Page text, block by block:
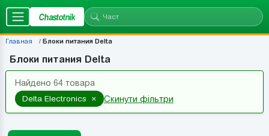
Chastotnik
Главная Блоки питания Delta
Блоки питания Delta
Найдено 64 товара
Delta Electronics × Скинути фільтри